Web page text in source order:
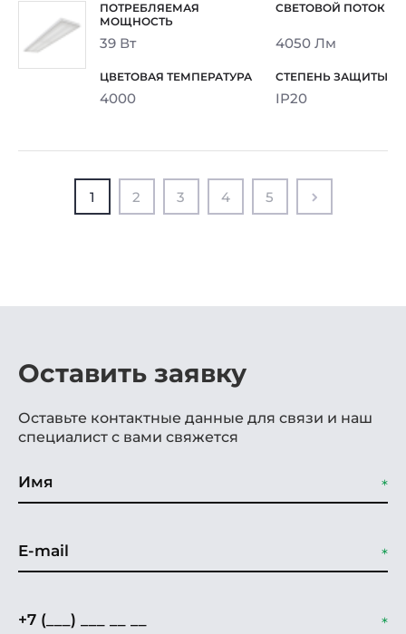
39 Вт 4050 Лм
4000 IP20
1 2 3 4 5
Оставить заявку
Оставьте контактные данные для связи и наш
специалист с вами свяжется